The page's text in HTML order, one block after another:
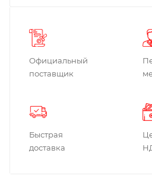
Официальный
поставщик
Быстрая
доставка